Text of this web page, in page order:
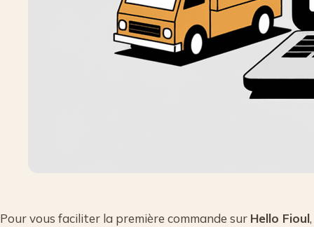
Pour vous faciliter la première commande sur Hello Fioul,